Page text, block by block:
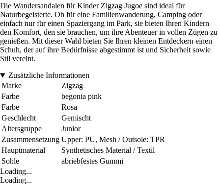
Die Wandersandalen für Kinder Zigzag Jugoe sind ideal für
Naturbegeisterte. Ob für eine Familienwanderung, Camping oder
einfach nur für einen Spaziergang im Park, sie bieten Ihren Kindern
den Komfort, den sie brauchen, um ihre Abenteuer in vollen Zügen zu
genießen. Mit dieser Wahl bieten Sie Ihren kleinen Entdeckern einen
Schuh, der auf ihre Bedürfnisse abgestimmt ist und Sicherheit sowie
Stil vereint.
Zusätzliche Informationen
Marke
Zigzag
Farbe
begonia pink
Farbe
Rosa
Geschlecht
Gemischt
Altersgruppe
Junior
Zusammensetzung Upper: PU, Mesh / Outsole: TPR
Hauptmaterial
Synthetisches Material / Textil
Sohle
abriebfestes Gummi
Loading...
Loading...